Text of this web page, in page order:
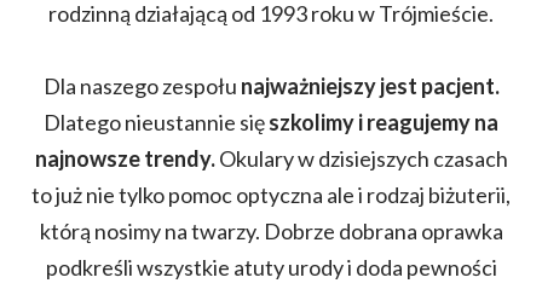
rodzinną działającą od 1993 roku w Trójmieście.
Dla naszego zespołu najważniejszy jest pacjent.
Dlatego nieustannie sięszkolimy i reagujemy na
najnowsze trendy.Okulary w dzisiejszych czasach
to już nie tylko pomoc optyczna ale i rodzaj biżuterii,
którą nosimy na twarzy. Dobrze dobrana oprawka
podkreśli wszystkie atuty urody i doda pewności